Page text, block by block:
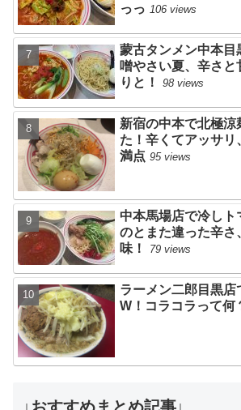
っっ 106 views
蒙古タンメン中本目
噌やさい夏、辛さと
りと！
98 views
新宿の中本で北極涼
た！辛くてアッサリ
満点 95 views
中本馬場店で冷しト
のとまた違った辛さ
味！
79 views
ラーメン二郎目黒店
W！コラコラって何